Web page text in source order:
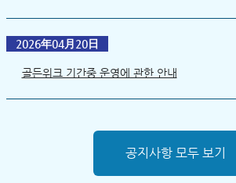
2026年04月20日
골든위크 기간중 운영에 관한 안내
공지사항 모두 보기